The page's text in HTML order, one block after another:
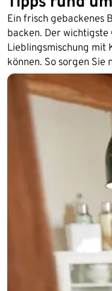
Ein frisch gebackenes
backen. Der
Lieblingsmischung mit
können. So sorgen Sie